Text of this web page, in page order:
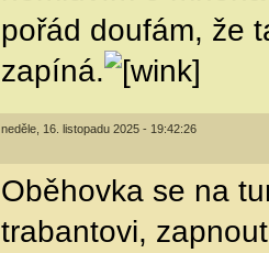
pořád doufám, že
zapíná.
neděle, 16. listopadu 2025 - 19:42:26
Oběhovka se na
trabantovi,